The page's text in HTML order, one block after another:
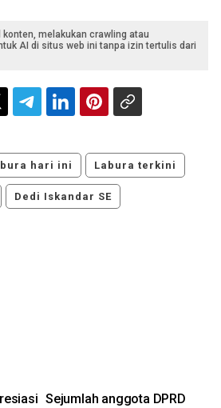
melakukan crawling atau
AI di situs web ini tanpa izin tertulis dari
hari ini Labura terkini
Dedi Iskandar SE
Sejumlah anggota DPRD